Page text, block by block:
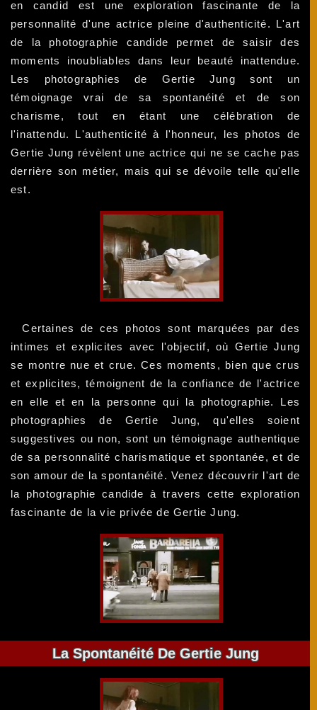
en candid est une exploration fascinante de la
personnalité d'une actrice pleine d'authenticité. L'art
de la photographie candide permet de saisir des
moments inoubliables dans leur beauté inattendue.
Les photographies de Gertie Jung sont un
témoignage vrai de sa spontanéité et de son
charisme, tout en étant une célébration de
l'inattendu. L'authenticité à l'honneur, les photos de
Gertie Jung révèlent une actrice qui ne se cache pas
derrière son métier, mais qui se dévoile telle qu'elle
est.
Certaines de ces photos sont marquées par des
intimes et explicites avec l'objectif, où Gertie Jung
se montre nue et crue. Ces moments, bien que crus
et explicites, témoignent de la confiance de l'actrice
en elle et en la personne qui la photographie. Les
photographies de Gertie Jung, qu'elles soient
suggestives ou non, sont un témoignage authentique
de sa personnalité charismatique et spontanée, et de
son amour de la spontanéité. Venez découvrir l'art de
la photographie candide à travers cette exploration
fascinante de la vie privée de Gertie Jung.
La Spontanéité De Gertie Jung